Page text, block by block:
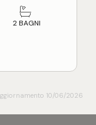
separata,
di cui due
una singola
finestrati e
di tutti i giorni fa
2 BAGNI
10/06/2026